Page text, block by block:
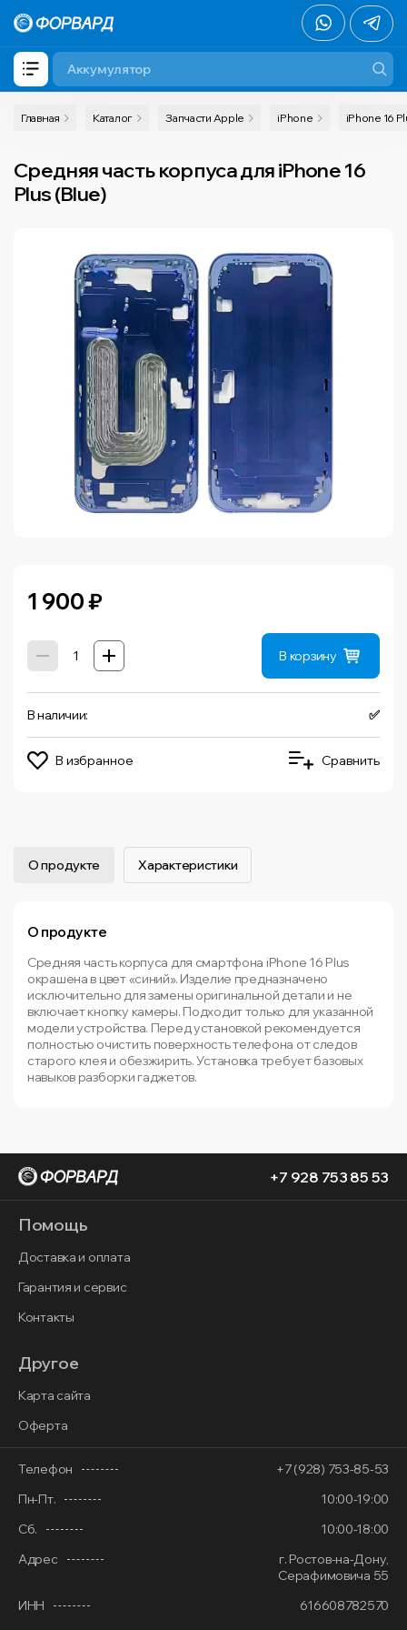
Главная Каталог Запчасти Apple iPhone iPhone 16
Средняя часть корпуса для iPhone 16
Plus (Blue)
1 900₽
В корзину
В наличии: ✅
В избранное Сравнить
О продукте Характеристики
О продукте
Средняя часть корпуса для смартфона iPhone 16 Plus
окрашена в цвет «синий». Изделие предназначено
исключительно для замены оригинальной детали и не
включает кнопку камеры. Подходит только для указанной
модели устройства. Перед установкой рекомендуется
полностью очистить поверхность телефона от следов
старого клея и обезжирить. Установка требует базовых
навыков разборки гаджетов.
+7 928 753 85 53
Помощь
Доставка и оплата
Гарантия и сервис
Контакты
Другое
Карта сайта
Оферта
Телефон
+7 (928) 753-85-53
Пн-Пт.
10:00-19:00
Сб.
10:00-18:00
Адрес
г. Ростов-на-Дону,
Серафимовича 55
ИНН
616608782570